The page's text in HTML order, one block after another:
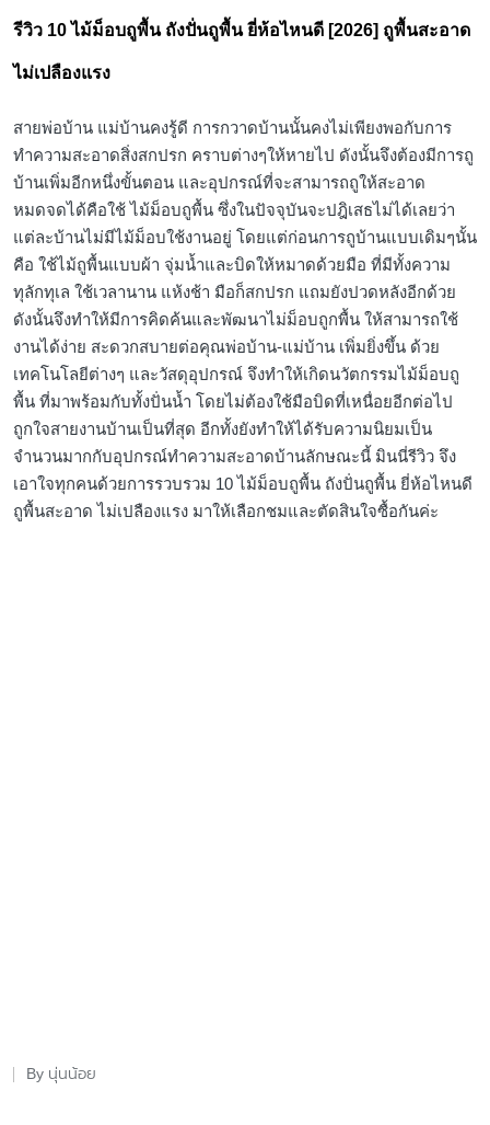
รีวิว 10 ไม้ม็อบถูพื้น ถังปั่นถูพื้น ยี่ห้อไหนดี [2026] ถูพื้นสะอาด
ไม่เปลืองแรง
สายพ่อบ้าน แม่บ้านคงรู้ดี การกวาดบ้านนั้นคงไม่เพียงพอกับการ
ทำความสะอาดสิ่งสกปรก คราบต่างๆให้หายไป ดังนั้นจึงต้องมีการถู
บ้านเพิ่มอีกหนึ่งขั้นตอน และอุปกรณ์ที่จะสามารถถูให้สะอาด
หมดจดได้คือใช้ ไม้ม็อบถูพื้น ซึ่งในปัจจุบันจะปฎิเสธไม่ได้เลยว่า
แต่ละบ้านไม่มีไม้ม็อบใช้งานอยู่ โดยแต่ก่อนการถูบ้านแบบเดิมๆนั้น
คือ ใช้ไม้ถูพื้นแบบผ้า จุ่มน้ำและบิดให้หมาดด้วยมือ ที่มีทั้งความ
ทุลักทุเล ใช้เวลานาน แห้งช้า มือก็สกปรก แถมยังปวดหลังอีกด้วย
ดังนั้นจึงทำให้มีการคิดค้นและพัฒนาไม่ม็อบถูกพื้น ให้สามารถใช้
งานได้ง่าย สะดวกสบายต่อคุณพ่อบ้าน-แม่บ้าน เพิ่มยิ่งขึ้น ด้วย
เทคโนโลยีต่างๆ และวัสดุอุปกรณ์ จึงทำให้เกิดนวัตกรรมไม้ม็อบถู
พื้น ที่มาพร้อมกับทั้งปั่นน้ำ โดยไม่ต้องใช้มือบิดที่เหนื่อยอีกต่อไป
ถูกใจสายงานบ้านเป็นที่สุด อีกทั้งยังทำให้ได้รับความนิยมเป็น
จำนวนมากกับอุปกรณ์ทำความสะอาดบ้านลักษณะนี้ มินนี่รีวิว จึง
เอาใจทุกคนด้วยการรวบรวม 10 ไม้ม็อบถูพื้น ถังปั่นถูพื้น ยี่ห้อไหนดี
ถูพื้นสะอาด ไม่เปลืองแรง มาให้เลือกชมและตัดสินใจซื้อกันค่ะ
Posted
By นุ่นน้อย